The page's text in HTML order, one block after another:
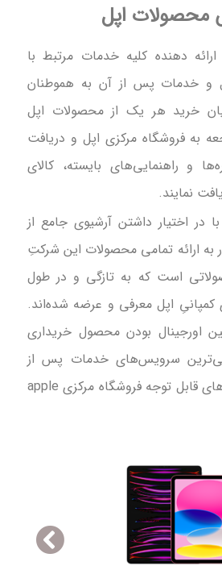
محصولات اپل
دهنده کلیه خدمات مرتبط با
و خدمات پس از آن به هموطنان
خرید هر یک از محصولات اپل
به فروشگاه مرکزی اپل و دریافت
و راهنمایی‌های بایسته، کالای
نمایند.
در اختیار داشتن آرشیوی جامع از
به ارائه تمامی محصولات این شرکتِ
است که به تازگی و در طول
اپل معرفی و عرضه شده‌اند.
اورجینال بودن محصول خریداری
سرویس‌های خدمات پس از
فروش برخی از مزیت‌های قابل توجه فروشگاه مرکزی apple